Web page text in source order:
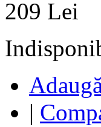
209 Lei
|